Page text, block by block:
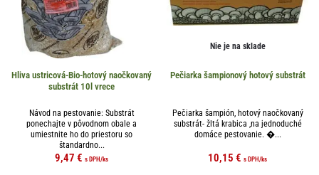
Hliva ustricová-Bio-hotový naočkovaný
substrát 10l vrece
Návod na pestovanie: Substrát
ponechajte v pôvodnom obale a
umiestnite ho do priestoru so
štandardno...
9,47 € s DPH /ks
Nie je na sklade
Pečiarka šampionový hotový substrát
Pečiarka šampión, hotový naočkovaný
substrát- žltá krabica ,na jednoduché
domáce pestovanie. �...
10,15 € s DPH /ks